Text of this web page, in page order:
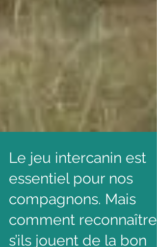
Le jeu intercanin est
essentiel pour nos
compagnons. Mais
comment reconnaître